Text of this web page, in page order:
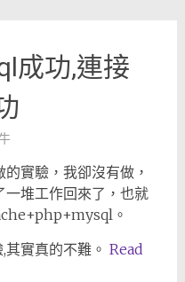
成功,連接
實驗，我卻沒有做，
堆工作回來了，也就
。
實真的不難。 Read